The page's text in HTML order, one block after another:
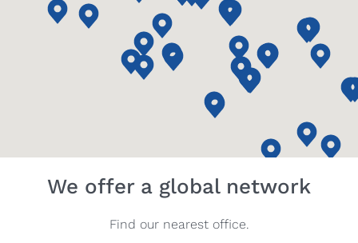
We offer a global network
Find our nearest office.